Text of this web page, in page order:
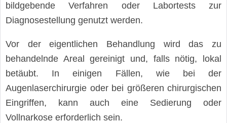
bildgebende Verfahren oder Labortests zur
Diagnosestellung genutzt werden.
Vor der eigentlichen Behandlung wird das zu
behandelnde Areal gereinigt und, falls nötig, lokal
betäubt. In einigen Fällen, wie bei der
Augenlaserchirurgie oder bei größeren chirurgischen
Eingriffen, kann auch eine Sedierung oder
Vollnarkose erforderlich sein.